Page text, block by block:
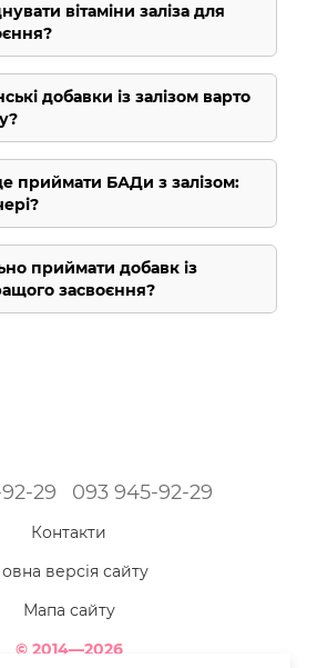
вітаміни заліза для
добавки із залізом варто
приймати БАДи з залізом:
приймати добавк із
засвоєння?
29 093 945-92-29
Контакти
версія сайту
Мапа сайту
© 2014—2026